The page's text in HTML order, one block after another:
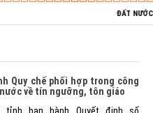
ĐẤT NƯỚC VIỆT
Quy chế phối hợp trong công
về tín ngưỡng, tôn giáo
tỉnh ban hành Quyết định số